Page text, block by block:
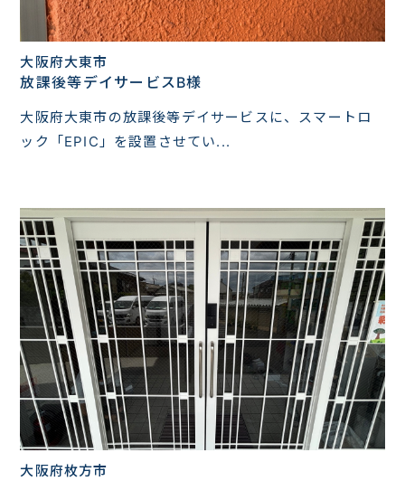
大阪府大東市
放課後等デイサービスB様
大阪府大東市の放課後等デイサービスに、スマートロ
ック「EPIC」を設置させてい...
大阪府枚方市